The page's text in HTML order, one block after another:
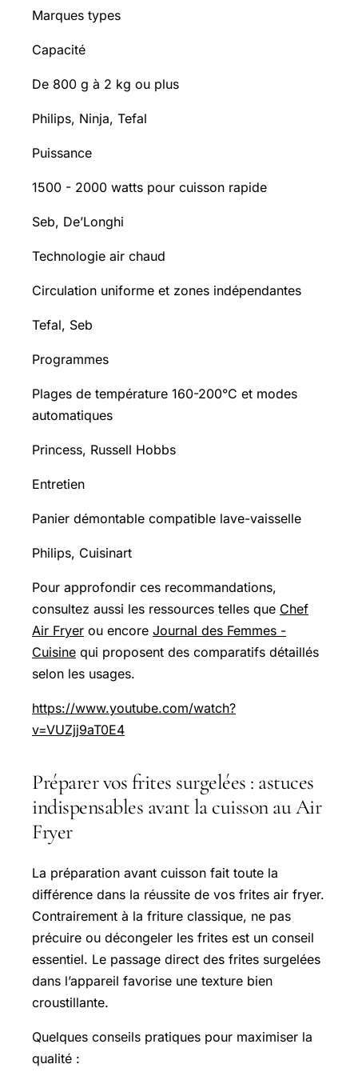
Marques types
Capacité
De 800 g à 2 kg ou plus
Philips, Ninja, Tefal
Puissance
1500 - 2000 watts pour cuisson rapide
Seb, De’Longhi
Technologie air chaud
Circulation uniforme et zones indépendantes
Tefal, Seb
Programmes
Plages de température 160-200°C et modes
automatiques
Princess, Russell Hobbs
Entretien
Panier démontable compatible lave-vaisselle
Philips, Cuisinart
Pour approfondir ces recommandations,
consultez aussi les ressources telles que Chef
Air Fryer ou encore Journal des Femmes -
Cuisine qui proposent des comparatifs détaillés
selon les usages.
https://www.youtube.com/watch?
v=VUZjj9aT0E4
Préparer vos frites surgelées : astuces
indispensables avant la cuisson au Air
Fryer
La préparation avant cuisson fait toute la
différence dans la réussite de vos frites air fryer.
Contrairement à la friture classique, ne pas
précuire ou décongeler les frites est un conseil
essentiel. Le passage direct des frites surgelées
dans l’appareil favorise une texture bien
croustillante.
Quelques conseils pratiques pour maximiser la
qualité :